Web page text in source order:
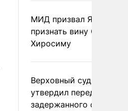
МИД призвал Японию
признать вину США за
Хиросиму
Верховный суд Швеции
утвердил передачу
задержанного